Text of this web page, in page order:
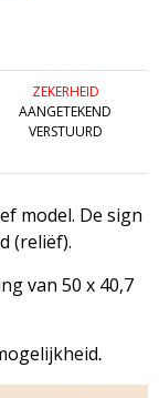
ZEKERHEID
AANGETEKEND
VERSTUURD
model. De sign
(reliëf).
van 50 x 40,7
.